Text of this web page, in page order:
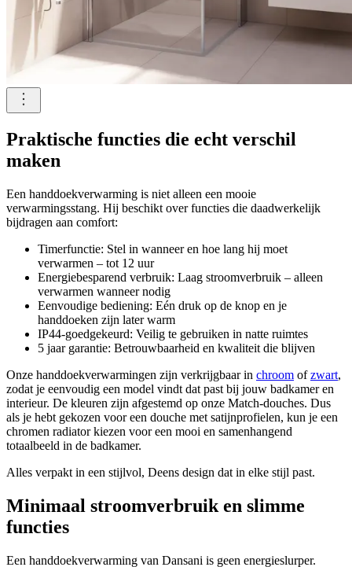
Praktische functies die echt verschil
maken
Een handdoekverwarming is niet alleen een mooie
verwarmingsstang. Hij beschikt over functies die daadwerkelijk
bijdragen aan comfort:
Timerfunctie: Stel in wanneer en hoe lang hij moet
verwarmen – tot 12 uur
Energiebesparend verbruik: Laag stroomverbruik – alleen
verwarmen wanneer nodig
Eenvoudige bediening: Eén druk op de knop en je
handdoeken zijn later warm
IP44-goedgekeurd: Veilig te gebruiken in natte ruimtes
5 jaar garantie: Betrouwbaarheid en kwaliteit die blijven
Onze handdoekverwarmingen zijn verkrijgbaar in chroom ofzwart,
zodat je eenvoudig een model vindt dat past bij jouw badkamer en
interieur. De kleuren zijn afgestemd op onze Match-douches. Dus
als je hebt gekozen voor een douche met satijnprofielen, kun je een
chromen radiator kiezen voor een mooi en samenhangend
totaalbeeld in de badkamer.
Alles verpakt in een stijlvol, Deens design dat in elke stijl past.
Minimaal stroomverbruik en slimme
functies
Een handdoekverwarming van Dansani is geen energieslurper.